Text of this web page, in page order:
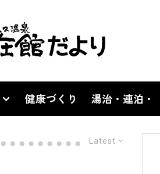
健康づくり 湯治・連泊・
Latest